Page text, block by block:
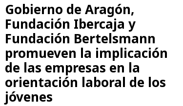
Gobierno de Aragón,
Fundación Ibercaja y
Fundación Bertelsmann
promueven la implicación
de las empresas en la
orientación laboral de los
jóvenes